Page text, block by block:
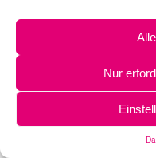
Nur